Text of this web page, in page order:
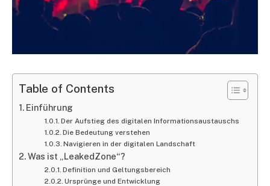
Table of Contents
Einführung
Der Aufstieg des digitalen Informationsaustauschs
Die Bedeutung verstehen
Navigieren in der digitalen Landschaft
Was ist „LeakedZone“?
Definition und Geltungsbereich
Ursprünge und Entwicklung